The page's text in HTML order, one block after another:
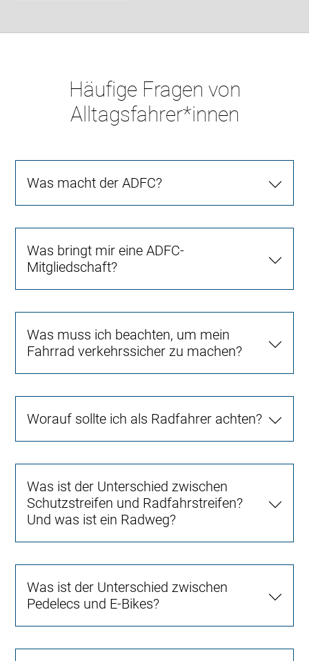
Häufige Fragen von
Alltagsfahrer*innen
Was macht der ADFC?
Was bringt mir eine ADFC-
Mitgliedschaft?
Was muss ich beachten, um mein
Fahrrad verkehrssicher zu machen?
Worauf sollte ich als Radfahrer achten?
Was ist der Unterschied zwischen
Schutzstreifen und Radfahrstreifen?
Und was ist ein Radweg?
Was ist der Unterschied zwischen
Pedelecs und E-Bikes?